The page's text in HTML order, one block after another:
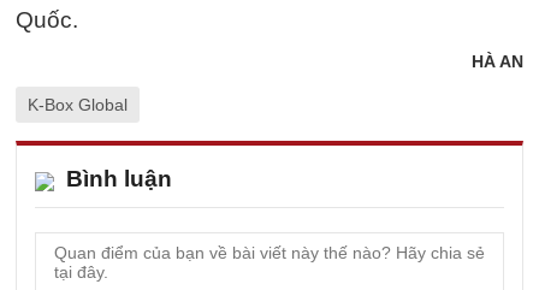
Quốc.
HÀ AN
K-Box Global
Bình luận